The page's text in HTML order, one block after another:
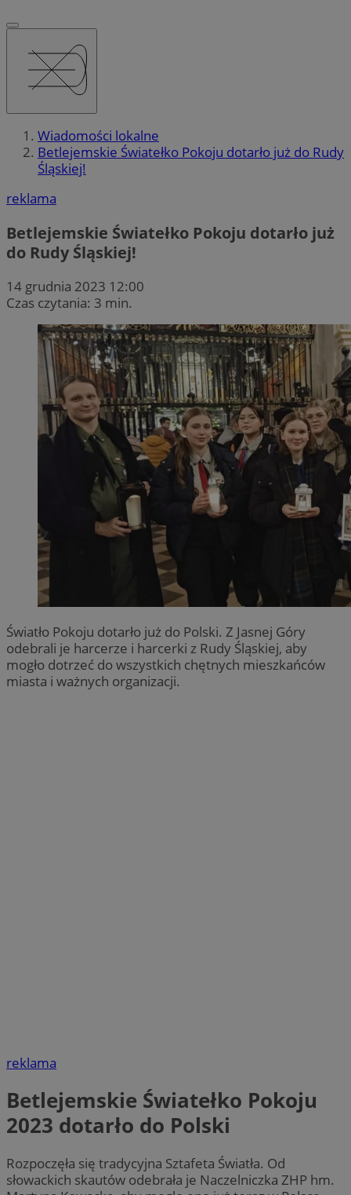
Wiadomości lokalne
Betlejemskie Światełko Pokoju dotarło już do Rudy
Śląskiej!
reklama
Betlejemskie Światełko Pokoju dotarło już
do Rudy Śląskiej!
14 grudnia 2023 12:00
Czas czytania: 3 min.
Światło Pokoju dotarło już do Polski. Z Jasnej Góry
odebrali je harcerze i harcerki z Rudy Śląskiej, aby
mogło dotrzeć do wszystkich chętnych mieszkańców
miasta i ważnych organizacji.
reklama
Betlejemskie Światełko Pokoju
2023 dotarło do Polski
Rozpoczęła się tradycyjna Sztafeta Światła. Od
słowackich skautów odebrała je Naczelniczka ZHP hm.